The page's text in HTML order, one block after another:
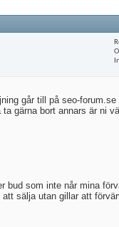
går till på seo-forum.se
gärna bort annars är ni
som inte når mina
sälja utan gillar att